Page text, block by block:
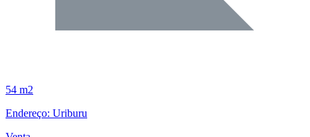
54 m2
Endereço: Uriburu